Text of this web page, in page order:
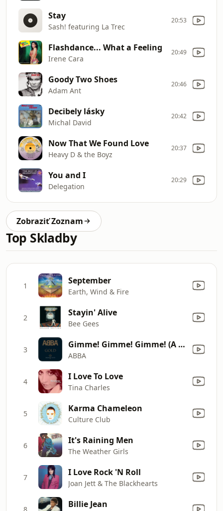
Stay
Sash! featuring La Trec
20:53
Flashdance... What a Feeling
Irene Cara
20:49
Goody Two Shoes
Adam Ant
20:46
Decibely lásky
Michal David
20:42
Now That We Found Love
Heavy D & the Boyz
20:37
You and I
Delegation
20:29
Zobraziť Zoznam
Top Skladby
1 September
Earth, Wind & Fire
2 Stayin' Alive
Bee Gees
3 Gimme! Gimme! Gimme! (A Man After Midnight)
ABBA
4 I Love To Love
Tina Charles
5 Karma Chameleon
Culture Club
6 It's Raining Men
The Weather Girls
7 I Love Rock 'N Roll
Joan Jett & The Blackhearts
8 Billie Jean